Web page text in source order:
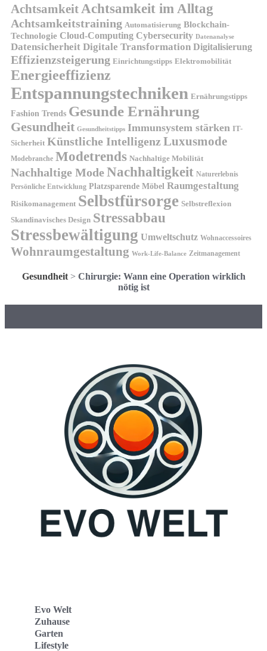
AchtsamkeitAchtsamkeit im Alltag
Achtsamkeitstraining Automatisierung Blockchain-
Technologie Cloud-Computing Cybersecurity Datenanalyse
Datensicherheit Digitale Transformation Digitalisierung
Effizienzsteigerung Einrichtungstipps Elektromobilität
Energieeffizienz
Entspannungstechniken Ernährungstipps
Fashion Trends Gesunde Ernährung
Gesundheit Gesundheitstipps Immunsystem stärken IT-
Sicherheit Künstliche IntelligenzLuxusmode
Modebranche Modetrends Nachhaltige Mobilität
Nachhaltige ModeNachhaltigkeit Naturerlebnis
Persönliche Entwicklung Platzsparende Möbel Raumgestaltung
Risikomanagement Selbstfürsorge Selbstreflexion
Skandinavisches Design Stressabbau
Stressbewältigung Umweltschutz Wohnaccessoires
Wohnraumgestaltung Work-Life-Balance Zeitmanagement
Gesundheit> Chirurgie: Wann eine Operation wirklich
nötig ist
Evo Welt
Zuhause
Garten
Lifestyle